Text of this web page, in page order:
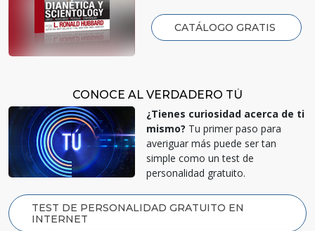
CATÁLOGO GRATIS
CONOCE AL VERDADERO TÚ
¿Tienes curiosidad acerca de ti
mismo? Tu primer paso para
averiguar más puede ser tan
simple como un test de
personalidad gratuito.
TEST DE PERSONALIDAD GRATUITO EN
INTERNET